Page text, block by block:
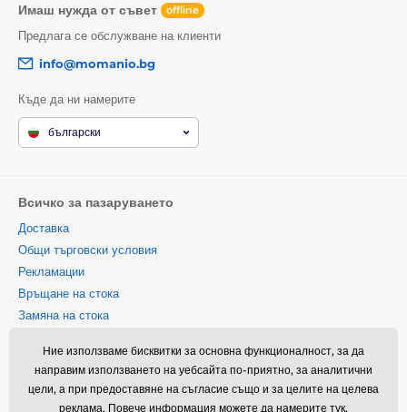
Имаш нужда от съвет offline
Предлага се обслужване на клиенти
info@momanio.bg
Къде да ни намерите
български
Всичко за пазаруването
Доставка
Общи търговски условия
Рекламации
Връщане на стока
Замяна на стока
бисквитки
Информация за контакт
Информация за обработването
Ние използваме бисквитки за основна функционалност, за да
направим използването на уебсайта по-приятно, за аналитични
цели, а при предоставяне на съгласие също и за целите на целева
реклама. Повече информация можете да намерите тук.